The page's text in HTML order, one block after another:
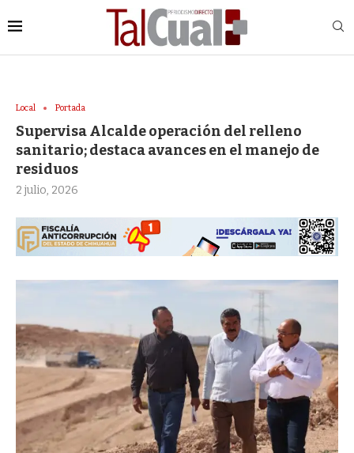
Local Portada
Supervisa Alcalde operación del relleno
sanitario; destaca avances en el manejo de
residuos
2 julio, 2026